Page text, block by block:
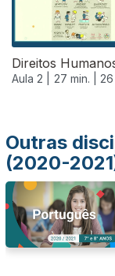
Direitos
Aula 2 | 27 min. |
Outras
(2020-